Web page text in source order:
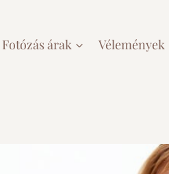
Fotózás árak Vélemények